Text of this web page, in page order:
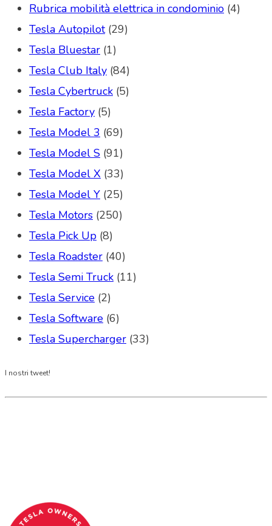
Rubrica mobilità elettrica in condominio (4)
Tesla Autopilot(29)
Tesla Bluestar (1)
Tesla Club Italy (84)
Tesla Cybertruck (5)
Tesla Factory (5)
Tesla Model 3 (69)
Tesla Model S (91)
Tesla Model X (33)
Tesla Model Y (25)
Tesla Motors (250)
Tesla Pick Up (8)
Tesla Roadster (40)
Tesla Semi Truck (11)
Tesla Service (2)
Tesla Software (6)
Tesla Supercharger (33)
I nostri tweet!